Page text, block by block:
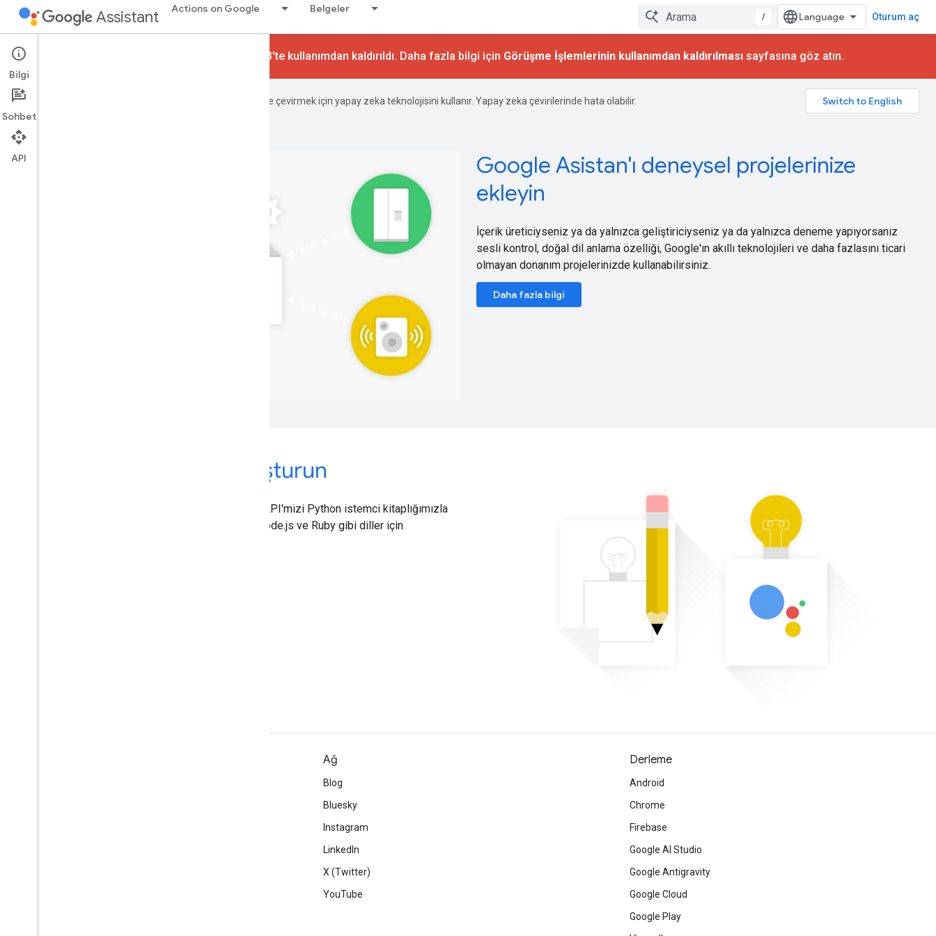
Assistant Actions on Google Belgeler
/ Oturum aç
Konuşma İşlemleri 13 Haziran 2023'te kullanımdan kaldırıldı. Daha fazla bilgi için Görüşme İşlemlerinin kullanımdan kaldırılması sayfasına göz atın.
Google, içerikleri tercih ettiğiniz dile çevirmek için yapay zeka teknolojisini kullanır. Yapay zeka çevirilerinde hata olabilir.
Google Asistan'ı deneysel projelerinize
ekleyin
İçerik üreticiyseniz ya da yalnızca geliştiriciyseniz ya da yalnızca deneme yapıyorsanız
sesli kontrol, doğal dil anlama özelliği, Google'ın akıllı teknolojileri ve daha fazlasını ticari
olmayan donanım projelerinizde kullanabilirsiniz.
Daha fazla bilgi
Dakikalar içinde proje oluşturun
Size ihtiyacınız olan esnekliği sağlamak için gRPC API'mizi Python istemci kitaplığımızla
veya Go, Java (Android Things desteği dahil), C#, Node.js ve Ruby gibi diller için
Ağ
Blog
Bluesky
Instagram
LinkedIn
X (Twitter)
YouTube
Derleme
Android
Chrome
Firebase
Google AI Studio
Google Antigravity
Google Cloud
Google Play
Bilgi
Sohbet
API